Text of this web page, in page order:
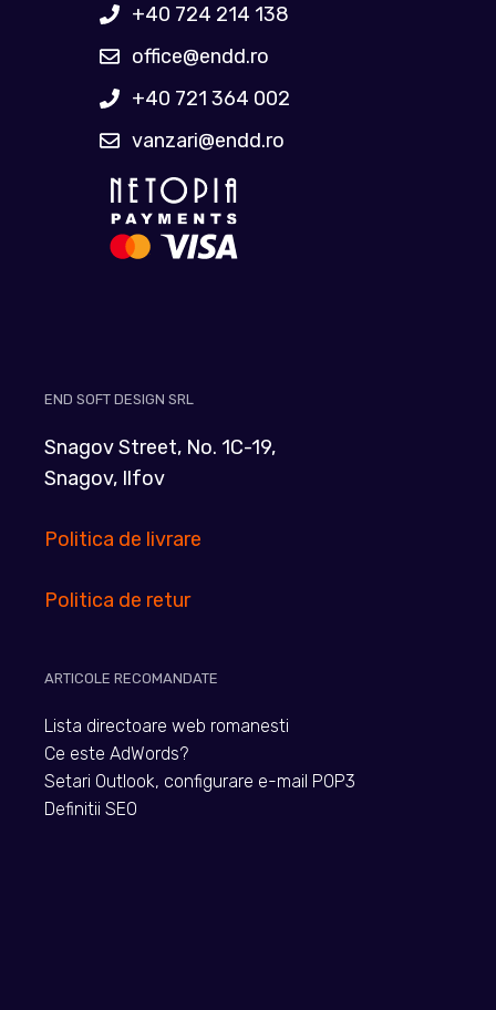
+40 724 214 138
office@endd.ro
+40 721 364 002
vanzari@endd.ro
END SOFT DESIGN SRL
Snagov Street, No. 1C-19,
Snagov, Ilfov
Politica de livrare
Politica de retur
ARTICOLE RECOMANDATE
Lista directoare web romanesti
Ce este AdWords?
Setari Outlook, configurare e-mail POP3
Definitii SEO